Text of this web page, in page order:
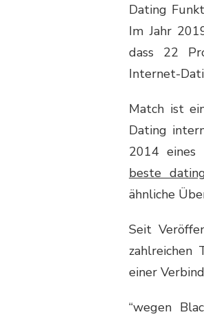
Dating
Im Jahr
dass 22
Internet-
Match ist
Dating
2014 eines
beste
ähnliche
Seit
zahlreichen
einer
“wegen